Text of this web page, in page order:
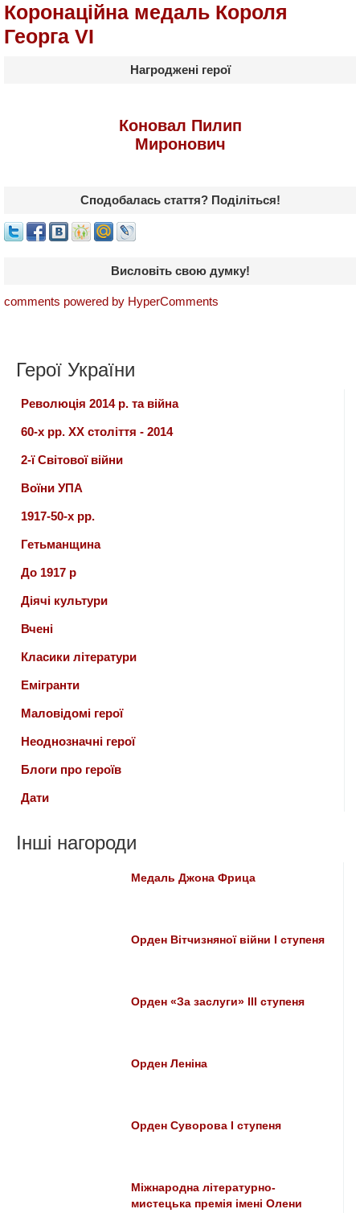
Коронаційна медаль Короля
Георга VI
Нагроджені герої
Коновал Пилип
Миронович
Сподобалась стаття? Поділіться!
Висловіть свою думку!
comments powered by HyperComments
Герої України
Революція 2014 р. та війна
60-х рр. ХХ століття - 2014
2-ї Світової війни
Воїни УПА
1917-50-х рр.
Гетьманщина
До 1917 р
Діячі культури
Вчені
Класики літератури
Емігранти
Маловідомі герої
Неоднозначні герої
Блоги про героїв
Дати
Інші нагороди
Медаль Джона Фрица
Орден Вітчизняної війни I ступеня
Орден «За заслуги» ІІІ ступеня
Орден Леніна
Орден Суворова I ступеня
Міжнародна літературно-
мистецька премія імені Олени